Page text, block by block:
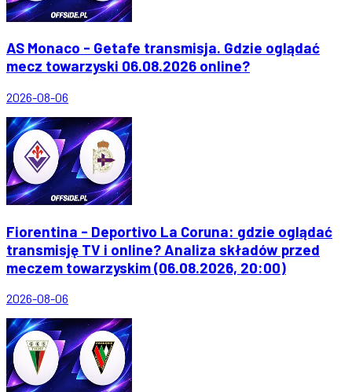
AS Monaco - Getafe transmisja. Gdzie oglądać
mecz towarzyski 06.08.2026 online?
2026-08-06
Fiorentina - Deportivo La Coruna: gdzie oglądać
transmisję TV i online? Analiza składów przed
meczem towarzyskim (06.08.2026, 20:00)
2026-08-06